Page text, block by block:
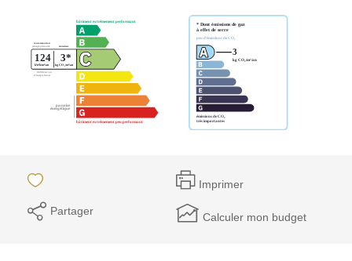
Imprimer
Partager Calculer mon budget